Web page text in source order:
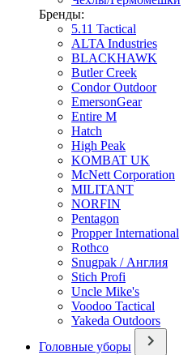
Бренды:
5.11 Tactical
ALTA Industries
BLACKHAWK
Butler Creek
Condor Outdoor
EmersonGear
Entire M
Hatch
High Peak
KOMBAT UK
McNett Corporation
MILITANT
NORFIN
Pentagon
Propper International
Rothco
Snugpak / Англия
Stich Profi
Uncle Mike's
Voodoo Tactical
Yakeda Outdoors
Головные уборы